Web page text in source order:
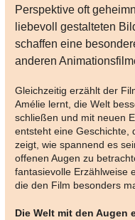
Perspektive oft
liebevoll gestalteten
schaffen eine
anderen
Gleichzeitig erzählt der
Amélie lernt, die Welt
schließen und mit neuen
entsteht eine Geschichte,
zeigt, wie spannend es
offenen Augen zu
fantasievolle Erzählweise
die den Film besonders
Die Welt mit den Augen